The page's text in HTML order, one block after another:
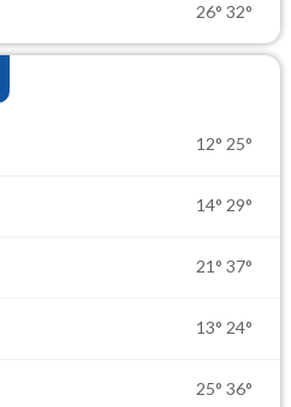
26° 32°
12° 25°
14° 29°
21° 37°
13° 24°
25° 36°